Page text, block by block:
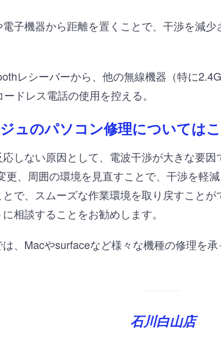
子機器から距離を置くことで、干渉を減少
レシーバーから、他の無線機器（特に
ドレス電話の使用を控える。
ュのパソコン修理については
しない原因として、電波干渉が大きな要
更、周囲の環境を見直すことで、干渉を軽
で、スムーズな作業環境を取り戻すこと
相談することをお勧めします。
、Macやsurfaceなど様々な機種の修理を
石川白山店